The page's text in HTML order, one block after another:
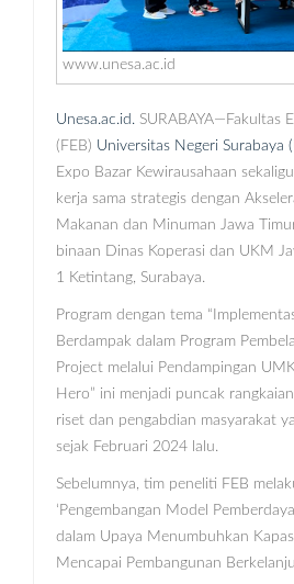
www.unesa.ac.id
Unesa.ac.id. SURABAYA—Fakultas
(FEB) Universitas Negeri Surabaya
Expo Bazar Kewirausahaan
kerja sama strategis dengan
Makanan dan Minuman Jawa
binaan Dinas Koperasi dan UKM
1 Ketintang, Surabaya.
Program dengan tema
Berdampak dalam Program
Project melalui Pendampingan
Hero” ini menjadi puncak
riset dan pengabdian masyarakat
sejak Februari 2024 lalu.
Sebelumnya, tim peneliti FEB
‘Pengembangan Model
dalam Upaya Menumbuhkan
Mencapai Pembangunan